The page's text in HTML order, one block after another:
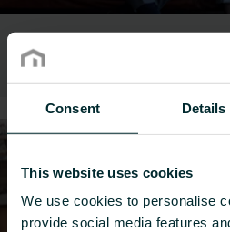
Consent Details
This website uses cookies
We use cookies to personalise
provide social media features
Hotels